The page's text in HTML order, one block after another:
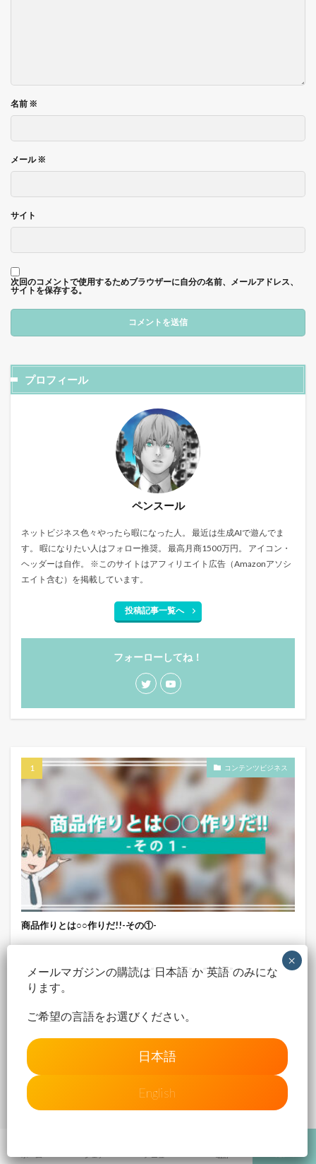
名前 ※
メール※
サイト
次回のコメントで使用するためブラウザーに自分の名前、メールアドレス、
サイトを保存する。
プロフィール
ペンスール
ネットビジネス色々やったら暇になった人。 最近は生成AIで遊んでま
す。 暇になりたい人はフォロー推奨。 最高月商1500万円。 アイコン・
ヘッダーは自作。 ※このサイトはアフィリエイト広告（Amazonアソシ
エイト含む）を掲載しています。
投稿記事一覧へ
フォーローしてね！
コンテンツビジネス
商品作りとは○○作りだ!!-その①-
コンテンツビジネス
メールマガジンの購読は“日本語”か“英語”のみにな
ります。
ご希望の言語をお選びください。
日本語
English